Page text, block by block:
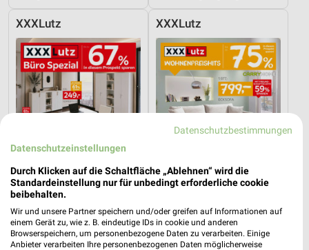
XXXLutz
1,2 km
Büro Spezial
XXXLutz
1,2 km
Wohnenpreishits
Datenschutzbestimmungen
Datenschutzeinstellungen
Durch Klicken auf die Schaltfläche „Ablehnen“ wird die
Standardeinstellung nur für unbedingt erforderliche cookie
beibehalten.
Wir und unsere Partner speichern und/oder greifen auf Informationen auf
einem Gerät zu, wie z. B. eindeutige IDs in cookie und anderen
Browserspeichern, um personenbezogene Daten zu verarbeiten. Einige
Anbieter verarbeiten Ihre personenbezogenen Daten möglicherweise